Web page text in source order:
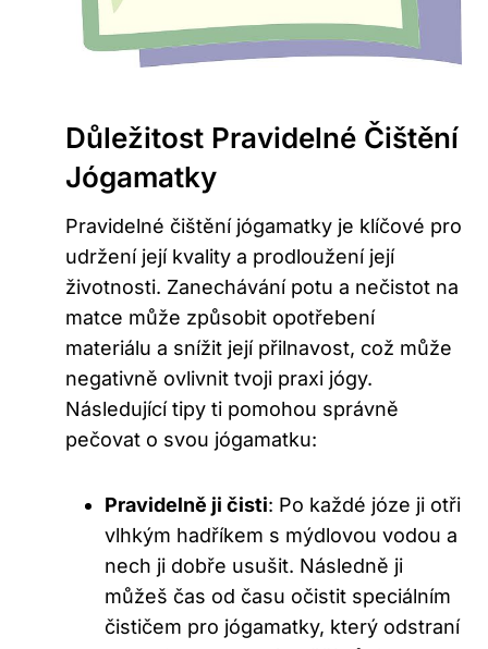
Důležitost Pravidelné ‍čištění
Jógamatky
Pravidelné čištění jógamatky ​je⁤ klíčové pro
udržení její kvality a ⁢prodloužení⁣ její
životnosti. ​Zanechávání potu a nečistot na
matce může způsobit ‌opotřebení
materiálu a snížit její přilnavost,⁢ což může
negativně ovlivnit‍ tvoji praxi jógy.
Následující tipy⁤ ti pomohou správně
pečovat o​ svou jógamatku:
Pravidelně ji čisti: Po‌ každé ⁢józe ⁢ji otři
⁣vlhkým hadříkem s⁤ mýdlovou vodou a
nech ji⁢ dobře usušit.‌ Následně ji
můžeš čas ​od času ‌očistit speciálním
čističem⁤ pro jógamatky, který odstraní